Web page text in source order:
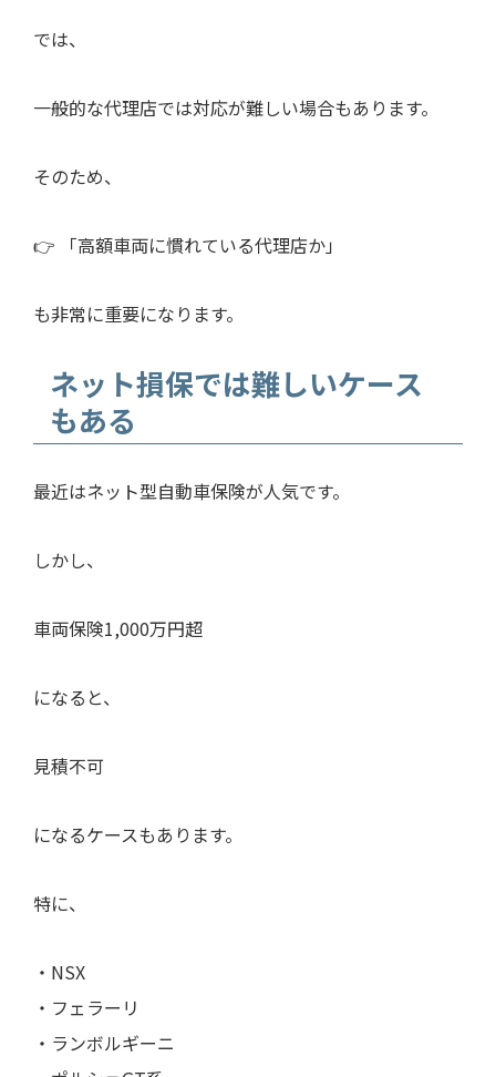
では、
一般的な代理店では対応が難しい場合もあります。
そのため、
👉 「高額車両に慣れている代理店か」
も非常に重要になります。
ネット損保では難しいケース
もある
最近はネット型自動車保険が人気です。
しかし、
車両保険1,000万円超
になると、
見積不可
になるケースもあります。
特に、
・NSX
・フェラーリ
・ランボルギーニ